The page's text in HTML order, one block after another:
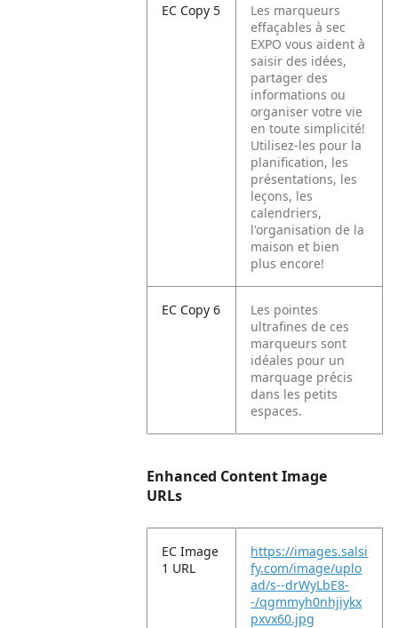
EC Copy 5
Les marqueurs
effaçables à sec
EXPO vous aident à
saisir des idées,
partager des
informations ou
organiser votre vie
en toute simplicité!
Utilisez-les pour la
planification, les
présentations, les
leçons, les
calendriers,
l'organisation de la
maison et bien
plus encore!
EC Copy 6
Les pointes
ultrafines de ces
marqueurs sont
idéales pour un
marquage précis
dans les petits
espaces.
Enhanced Content Image
URLs
EC Image
1 URL
https://images.salsi
fy.com/image/uplo
ad/s--drWyLbE8-
-/qgmmyh0nhjiykx
pxvx60.jpg